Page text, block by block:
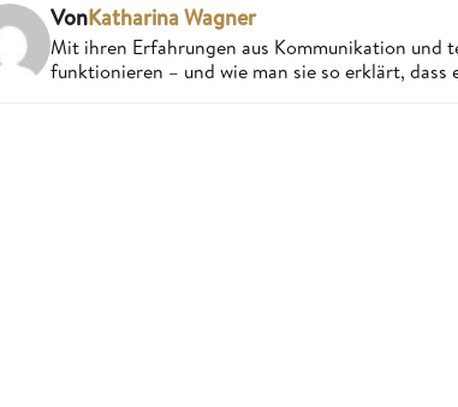
VonKatharina Wagner
Mit ihren Erfahrungen aus Kommunikation und
funktionieren – und wie man sie so erklärt, dass